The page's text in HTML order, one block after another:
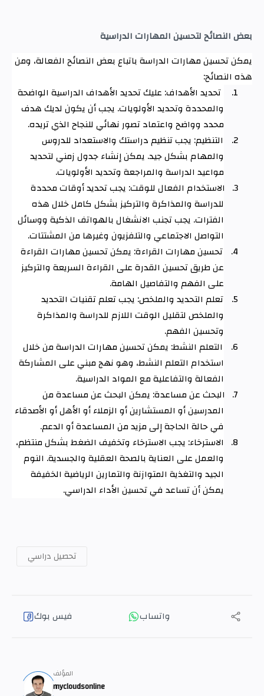
بعض النصائح لتحسين المهارات الدراسية
يمكن تحسين مهارات الدراسة باتباع بعض النصائح الفعالة، ومن
هذه النصائح:
1.
تحديد الأهداف: عليك تحديد الأهداف الدراسية الواضحة
والمحددة وتحديد الأولويات. يجب أن يكون لديك هدف
محدد وواضح واعتماد تصور نهائي للنجاح الذي تريده.
2.
التنظيم: يجب تنظيم دراستك والاستعداد للدروس
والمهام بشكل جيد. يمكن إنشاء جدول زمني لتحديد
مواعيد الدراسة والمراجعة وتحديد الأولويات.
3.
الاستخدام الفعال للوقت: يجب تحديد أوقات محددة
للدراسة والمذاكرة والتركيز بشكل كامل خلال هذه
الفترات. يجب تجنب الانشغال بالهواتف الذكية ووسائل
التواصل الاجتماعي والتلفزيون وغيرها من المشتتات.
4.
تحسين مهارات القراءة: يمكن تحسين مهارات القراءة
عن طريق تحسين القدرة على القراءة السريعة والتركيز
على الفهم والتفاصيل الهامة.
5.
تعلم التحديد والملخص: يجب تعلم تقنيات التحديد
والملخص لتقليل الوقت اللازم للدراسة والمذاكرة
وتحسين الفهم.
6.
التعلم النشط: يمكن تحسين مهارات الدراسة من خلال
استخدام التعلم النشط، وهو نهج مبني على المشاركة
الفعالة والتفاعلية مع المواد الدراسية.
7.
البحث عن مساعدة: يمكن البحث عن مساعدة من
المدرسين أو المستشارين أو الزملاء أو الأهل أو الأصدقاء
في حالة الحاجة إلى مزيد من المساعدة أو الدعم.
8.
الاسترخاء: يجب الاسترخاء وتخفيف الضغط بشكل منتظم،
والعمل على العناية بالصحة العقلية والجسدية. النوم
الجيد والتغذية المتوازنة والتمارين الرياضية الخفيفة
يمكن أن تساعد في تحسين الأداء الدراسي.
تحصيل دراسي